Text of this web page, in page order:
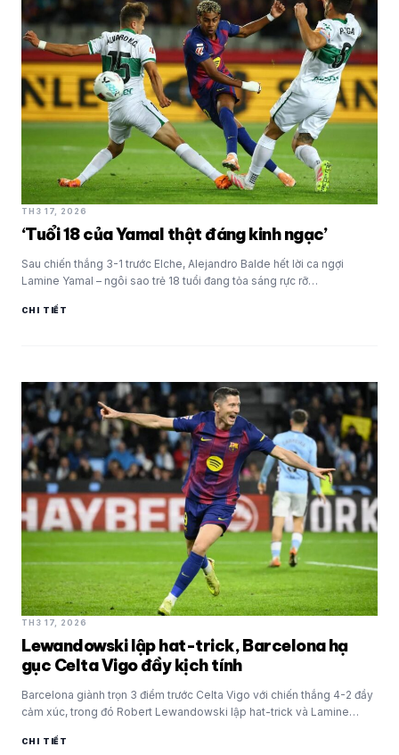
TH3 17, 2026
‘Tuổi 18 của Yamal thật đáng kinh ngạc’
Sau chiến thắng 3-1 trước Elche, Alejandro Balde hết lời ca ngợi
Lamine Yamal – ngôi sao trẻ 18 tuổi đang tỏa sáng rực rỡ…
CHI TIẾT
TH3 17, 2026
Lewandowski lập hat-trick, Barcelona hạ
gục Celta Vigo đầy kịch tính
Barcelona giành trọn 3 điểm trước Celta Vigo với chiến thắng 4-2 đầy
cảm xúc, trong đó Robert Lewandowski lập hat-trick và Lamine
CHI TIẾT